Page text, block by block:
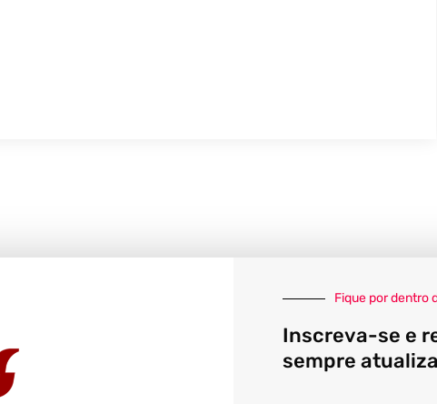
Fique por dentro
Inscreva-se e
sempre